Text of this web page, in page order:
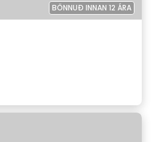
BÖNNUÐ INNAN 12 ÁRA